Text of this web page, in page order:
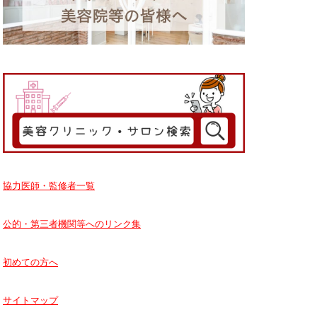
協力医師・監修者一覧
公的・第三者機関等へのリンク集
初めての方へ
サイトマップ